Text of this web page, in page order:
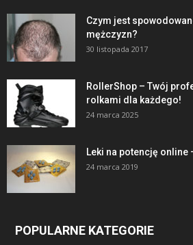
Czym jest
mężczyzn?
30 listopada 2017
RollerShop – Twój
rolkami dla każdego!
24 marca 2025
Leki na potencję online
24 marca 2019
POPULARNE KATEGORIE